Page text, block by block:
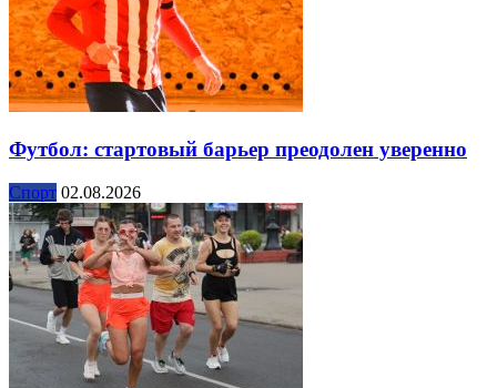
Футбол: стартовый барьер преодолен уверенно
Спорт 02.08.2026